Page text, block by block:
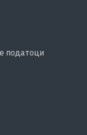
податоци